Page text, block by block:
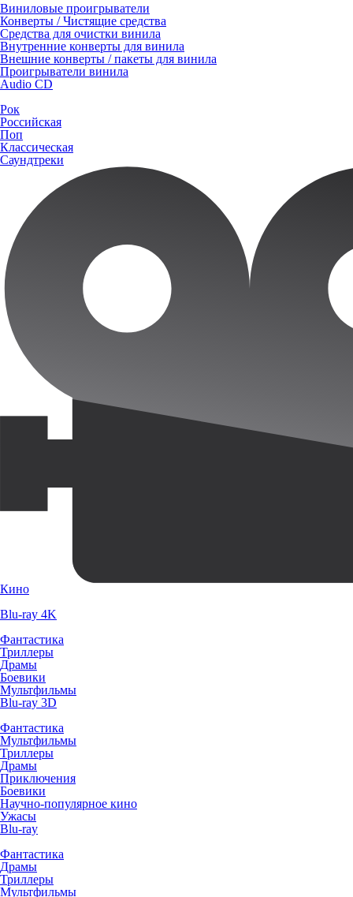
Виниловые проигрыватели
Конверты / Чистящие средства
Средства для очистки винила
Внутренние конверты для винила
Внешние конверты / пакеты для винила
Проигрыватели винила
Audio CD
Рок
Российская
Поп
Классическая
Саундтреки
Кино
Blu-ray 4K
Фантастика
Триллеры
Драмы
Боевики
Мультфильмы
Blu-ray 3D
Фантастика
Мультфильмы
Триллеры
Драмы
Приключения
Боевики
Научно-популярное кино
Ужасы
Blu-ray
Фантастика
Драмы
Триллеры
Мультфильмы